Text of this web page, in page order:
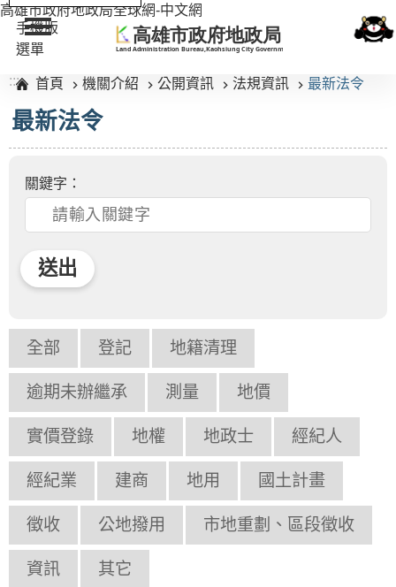
手機版
選單
高雄市政府地政局全球網-中文網
:::
::: 首頁 機關介紹 公開資訊 法規資訊 最新法令
最新法令
關鍵字：
全部 登記 地籍清理
逾期未辦繼承 測量 地價
實價登錄 地權 地政士 經紀人
經紀業 建商 地用 國土計畫
徵收 公地撥用 市地重劃、區段徵收
資訊 其它